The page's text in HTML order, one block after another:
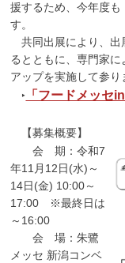
援するため、今年度も
す。
共同出展により、出
るとともに、専門家
アップを実施して参り
‣ 「フードメッセ
【募集概要】
会 期：令和7
年11月12日(水)～
14日(金) 10:00～
17:00 ※最終日は
～16:00
会 場：朱鷺
メッセ 新潟コンベ